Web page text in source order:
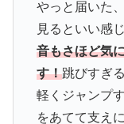
やっと届いた
見るといい感
音もさほど気
す！跳びすぎ
軽くジャンプ
をあてて支え